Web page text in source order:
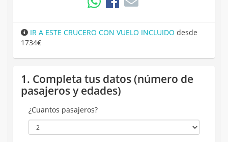
IR A ESTE CRUCERO CON VUELO INCLUIDO desde
1734€
1. Completa tus datos (número de
pasajeros y edades)
¿Cuantos pasajeros?